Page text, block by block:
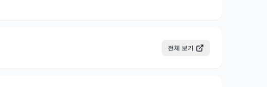
전체 보기